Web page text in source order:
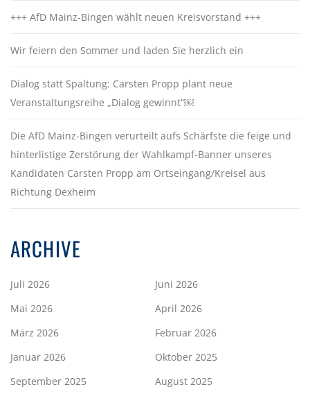
+++ AfD Mainz-Bingen wählt neuen Kreisvorstand +++
Wir feiern den Sommer und laden Sie herzlich ein
Dialog statt Spaltung: Carsten Propp plant neue
Veranstaltungsreihe „Dialog gewinnt“￼
Die AfD Mainz-Bingen verurteilt aufs Schärfste die feige und
hinterlistige Zerstörung der Wahlkampf-Banner unseres
Kandidaten Carsten Propp am Ortseingang/Kreisel aus
Richtung Dexheim
ARCHIVE
Juli 2026
Juni 2026
Mai 2026
April 2026
März 2026
Februar 2026
Januar 2026
Oktober 2025
September 2025
August 2025